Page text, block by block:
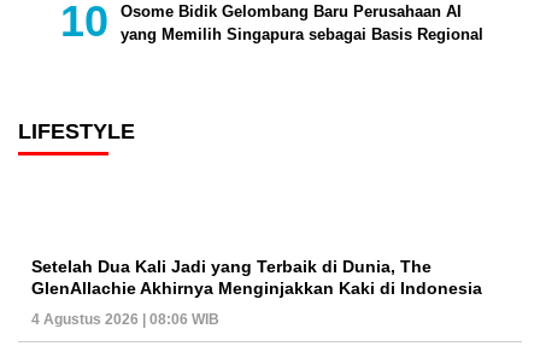
Osome Bidik Gelombang Baru Perusahaan AI
yang Memilih Singapura sebagai Basis Regional
LIFESTYLE
Setelah Dua Kali Jadi yang Terbaik di Dunia, The
GlenAllachie Akhirnya Menginjakkan Kaki di Indonesia
4 Agustus 2026 | 08:06 WIB